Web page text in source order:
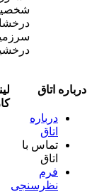
درباره اتاق
درباره
اتاق
تماس با
اتاق
فرم
نظرسنجی